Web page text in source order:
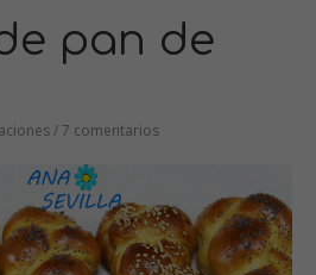
pan de
/ 7 comentarios